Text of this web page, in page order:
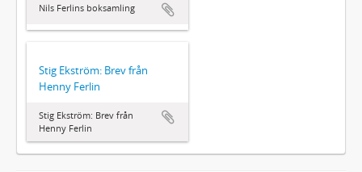
Nils Ferlins boksamling
Stig Ekström: Brev från
Henny Ferlin
Stig Ekström: Brev från
Henny Ferlin